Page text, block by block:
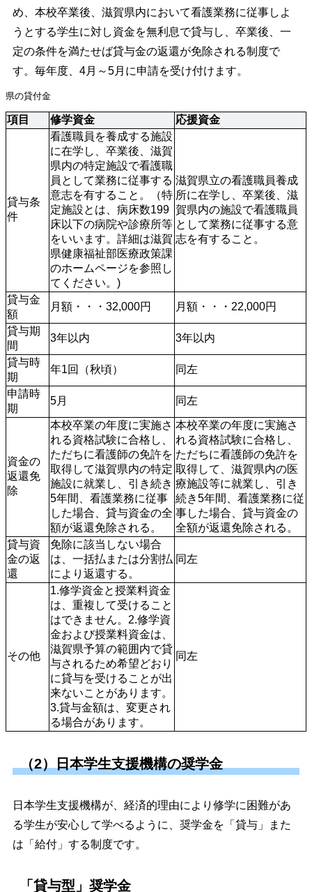
め、本校卒業後、滋賀県内において看護業務に従事しよ
うとする学生に対し資金を無利息で貸与し、卒業後、一
定の条件を満たせば貸与金の返還が免除される制度で
す。毎年度、4月～5月に申請を受け付けます。
県の貸付金
項目 修学資金 応援資金
貸与条
件
看護職員を養成する施設
に在学し、卒業後、滋賀
県内の特定施設で看護職
員として業務に従事する
意志を有すること。（特
定施設とは、病床数199
床以下の病院や診療所等
をいいます。詳細は滋賀
県健康福祉部医療政策課
のホームページを参照し
てください。)
滋賀県立の看護職員養成
所に在学し、卒業後、滋
賀県内の施設で看護職員
として業務に従事する意
志を有すること。
貸与金
額
月額・・・32,000円 月額・・・22,000円
貸与期
間
3年以内 3年以内
貸与時
期
年1回（秋頃） 同左
申請時
期
5月 同左
資金の
返還免
除
本校卒業の年度に実施さ
れる資格試験に合格し、
ただちに看護師の免許を
取得して滋賀県内の特定
施設に就業し、引き続き
5年間、看護業務に従事
した場合、貸与資金の全
額が返還免除される。
本校卒業の年度に実施さ
れる資格試験に合格し、
ただちに看護師の免許を
取得して、滋賀県内の医
療施設等に就業し、引き
続き5年間、看護業務に従
事した場合、貸与資金の
全額が返還免除される。
貸与資
金の返
還
免除に該当しない場合
は、一括払または分割払
により返還する。
同左
その他
1.修学資金と授業料資金
は、重複して受けること
はできません。2.修学資
金および授業料資金は、
滋賀県予算の範囲内で貸
与されるため希望どおり
に貸与を受けることが出
来ないことがあります。
3.貸与金額は、変更され
る場合があります。
同左
（2）日本学生支援機構の奨学金
日本学生支援機構が、経済的理由により修学に困難があ
る学生が安心して学べるように、奨学金を「貸与」また
は「給付」する制度です。
「貸与型」奨学金